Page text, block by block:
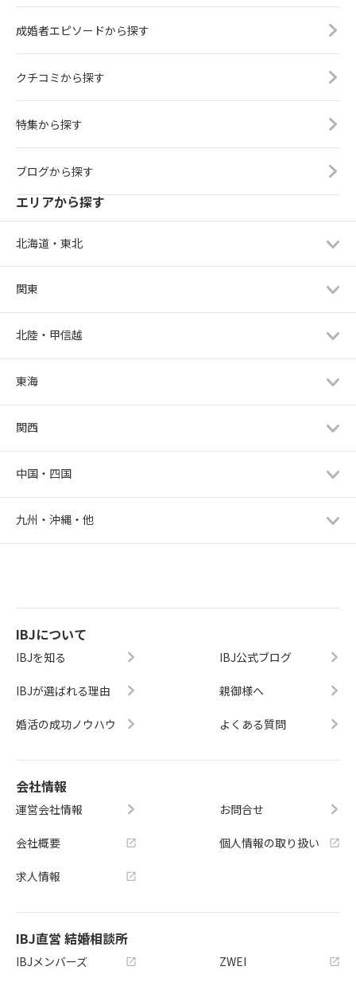
成婚者エピソードから探す
クチコミから探す
特集から探す
ブログから探す
エリアから探す
北海道・東北
関東
北陸・甲信越
東海
関西
中国・四国
九州・沖縄・他
IBJについて
IBJを知る
IBJが選ばれる理由
婚活の成功ノウハウ
IBJ公式ブログ
親御様へ
よくある質問
会社情報
運営会社情報
会社概要
求人情報
お問合せ
個人情報の取り扱い
IBJ直営 結婚相談所
IBJメンバーズ ZWEI